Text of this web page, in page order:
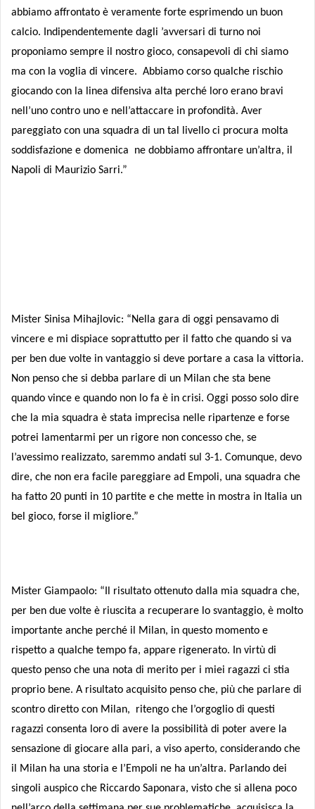
abbiamo affrontato è veramente forte esprimendo un buon
calcio. Indipendentemente dagli ’avversari di turno noi
proponiamo sempre il nostro gioco, consapevoli di chi siamo
ma con la voglia di vincere. Abbiamo corso qualche rischio
giocando con la linea difensiva alta perché loro erano bravi
nell’uno contro uno e nell’attaccare in profondità. Aver
pareggiato con una squadra di un tal livello ci procura molta
soddisfazione e domenica ne dobbiamo affrontare un’altra, il
Napoli di Maurizio Sarri.”
Mister Sinisa Mihajlovic: “Nella gara di oggi pensavamo di
vincere e mi dispiace soprattutto per il fatto che quando si va
per ben due volte in vantaggio si deve portare a casa la vittoria.
Non penso che si debba parlare di un Milan che sta bene
quando vince e quando non lo fa è in crisi. Oggi posso solo dire
che la mia squadra è stata imprecisa nelle ripartenze e forse
potrei lamentarmi per un rigore non concesso che, se
l’avessimo realizzato, saremmo andati sul 3-1. Comunque, devo
dire, che non era facile pareggiare ad Empoli, una squadra che
ha fatto 20 punti in 10 partite e che mette in mostra in Italia un
bel gioco, forse il migliore.”
Mister Giampaolo: “Il risultato ottenuto dalla mia squadra che,
per ben due volte è riuscita a recuperare lo svantaggio, è molto
importante anche perché il Milan, in questo momento e
rispetto a qualche tempo fa, appare rigenerato. In virtù di
questo penso che una nota di merito per i miei ragazzi ci stia
proprio bene. A risultato acquisito penso che, più che parlare di
scontro diretto con Milan, ritengo che l’orgoglio di questi
ragazzi consenta loro di avere la possibilità di poter avere la
sensazione di giocare alla pari, a viso aperto, considerando che
il Milan ha una storia e l’Empoli ne ha un’altra. Parlando dei
singoli auspico che Riccardo Saponara, visto che si allena poco